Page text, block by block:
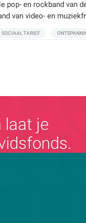
pop- en rockband van
van video- en
SOCIAAL TARIEF
laat je